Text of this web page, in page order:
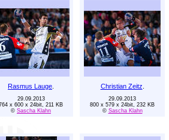
Rasmus Lauge Christian Zeitz
29.09.2013
x 600 x 24bit, 211 KB
© Sascha Klahn
29.09.2013
800 x 579 x 24bit, 232 KB
© Sascha Klahn